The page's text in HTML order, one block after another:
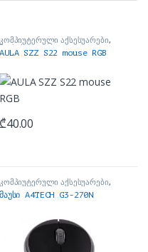
კომპიუტერული აქსესუარები,
მაუსები
AULA SZZ S22 mouse RGB
₾40.00
კომპიუტერული აქსესუარები,
მაუსები
მაუსი A4TECH G3-270N